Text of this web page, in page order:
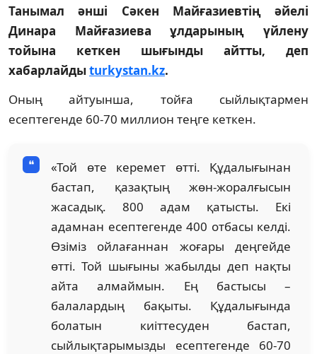
Танымал әнші Сәкен Майғазиевтің әйелі
Динара Майғазиева ұлдарының үйлену
тойына кеткен шығынды айтты, деп
хабарлайдыturkystan.kz.
Оның айтуынша, тойға сыйлықтармен
есептегенде 60-70 миллион теңге кеткен.
«Той өте керемет өтті. Құдалығынан
бастап, қазақтың жөн-жоралғысын
жасадық. 800 адам қатысты. Екі
адамнан есептегенде 400 отбасы келді.
Өзіміз ойлағаннан жоғары деңгейде
өтті. Той шығыны жабылды деп нақты
айта алмаймын. Ең бастысы –
балалардың бақыты. Құдалығында
болатын киіттесуден бастап,
сыйлықтарымызды есептегенде 60-70